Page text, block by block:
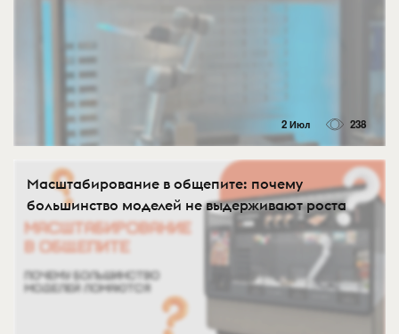
2 Июл 238
Масштабирование в общепите: почему
большинство моделей не выдерживают роста